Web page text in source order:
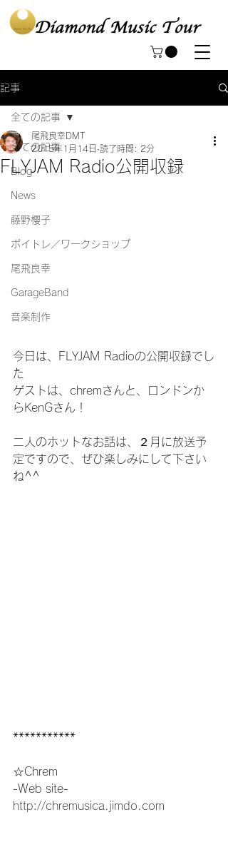
記事
全ての記事
Blog
News
藤野櫻子
ボイトレ／ワークショップ
尾飛良幸
GarageBand
音楽制作
全ての記事
FLYJAM Radio公開収録
尾飛良幸DMT
2015年1月14日 読了時間: 2分
今日は、FLYJAM Radioの公開収録でし
た
ゲストは、chremさんと、ロンドンか
らKenGさん！
二人のホットなお話は、２月に放送予
定ですので、ぜひ楽しみにして下さい
ね^^
***********
☆Chrem
-Web site-
http://chremusica.jimdo.com